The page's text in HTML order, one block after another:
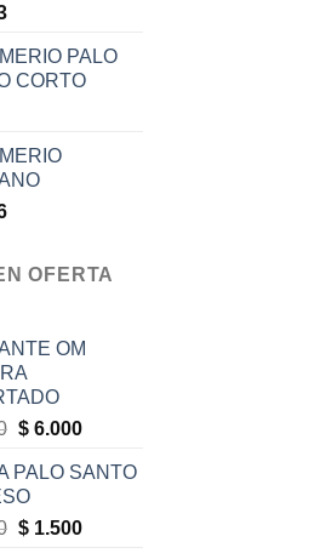
PALO
CORTO
OFERTA
OM
Original
was:
$ 8.900.
$6.000Current
is:
PALO SANTO
Original
$1.500Current